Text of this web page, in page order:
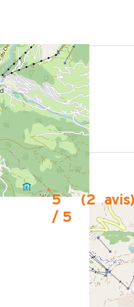
À :
m
Bornand Village
m
de loisirs
m
en été
5
/ 5
(2 avis